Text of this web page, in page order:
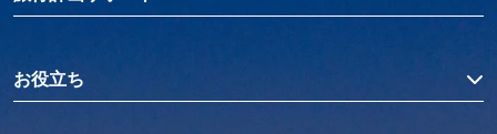
お役立ち